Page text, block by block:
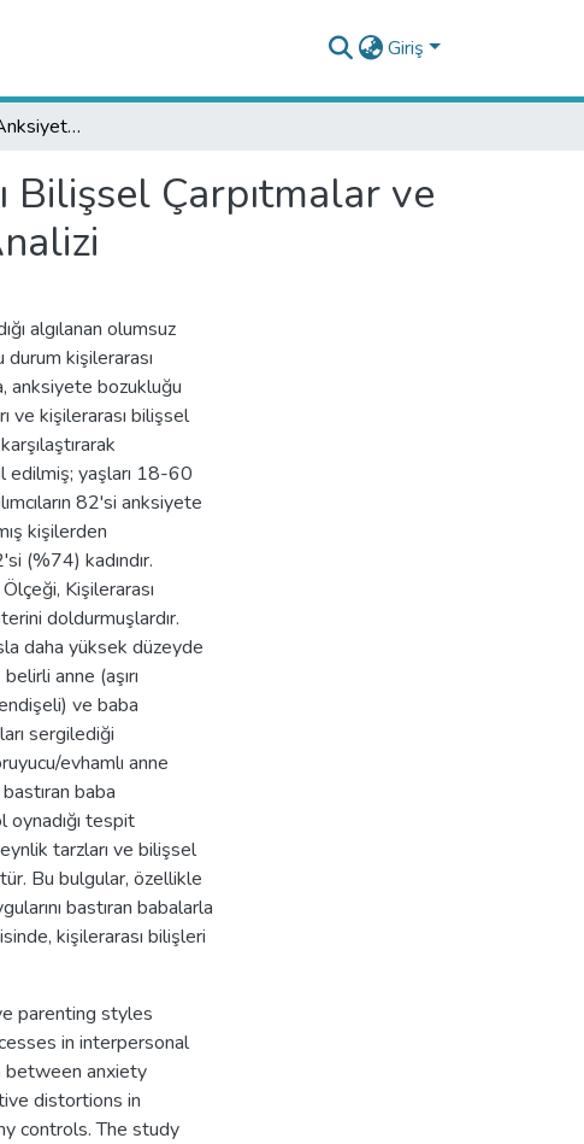
Giriş
Ebeveyn Tarzı ve Anksiyete Belirtileri: Kişilerarası Bilişsel Çarpıtmalar ve Anksiyete Bozukluğunun Düzenlenmiş Aracılık Analizi
Bilişsel Çarpıtmalar ve
algılanan olumsuz
kişilerarası
anksiyete bozukluğu
ve kişilerarası bilişsel
edilmiş; yaşları 18-60
82'si anksiyete
kişilerden
(%74) kadındır.
Kişilerarası
doldurmuşlardır.
daha yüksek düzeyde
anne (aşırı
ve baba
sergilediği
evhamlı anne
baba
oynadığı tespit
tarzları ve bilişsel
Bu bulgular, özellikle
bastıran babalarla
kişilerarası bilişleri
parenting styles
in interpersonal
between anxiety
distortions in
controls. The study